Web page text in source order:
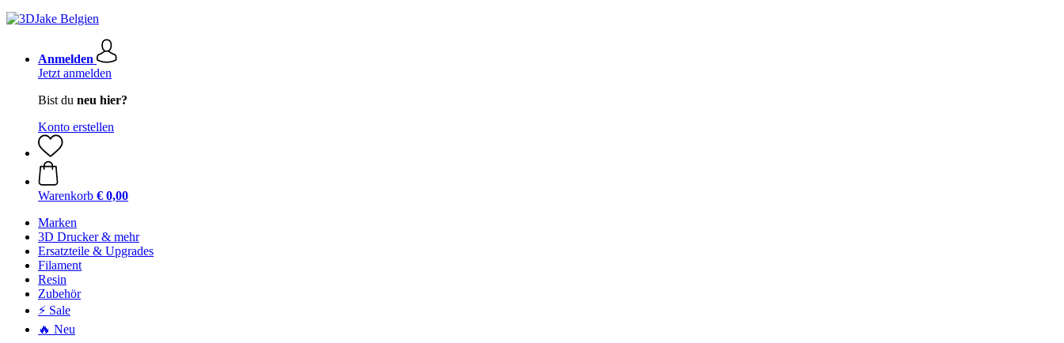
Anmelden
Jetzt anmelden
Bist du neu hier?
Konto erstellen
Warenkorb € 0,00
Marken
3D Drucker & mehr
Ersatzteile & Upgrades
Filament
Resin
Zubehör
⚡ Sale
🔥 Neu